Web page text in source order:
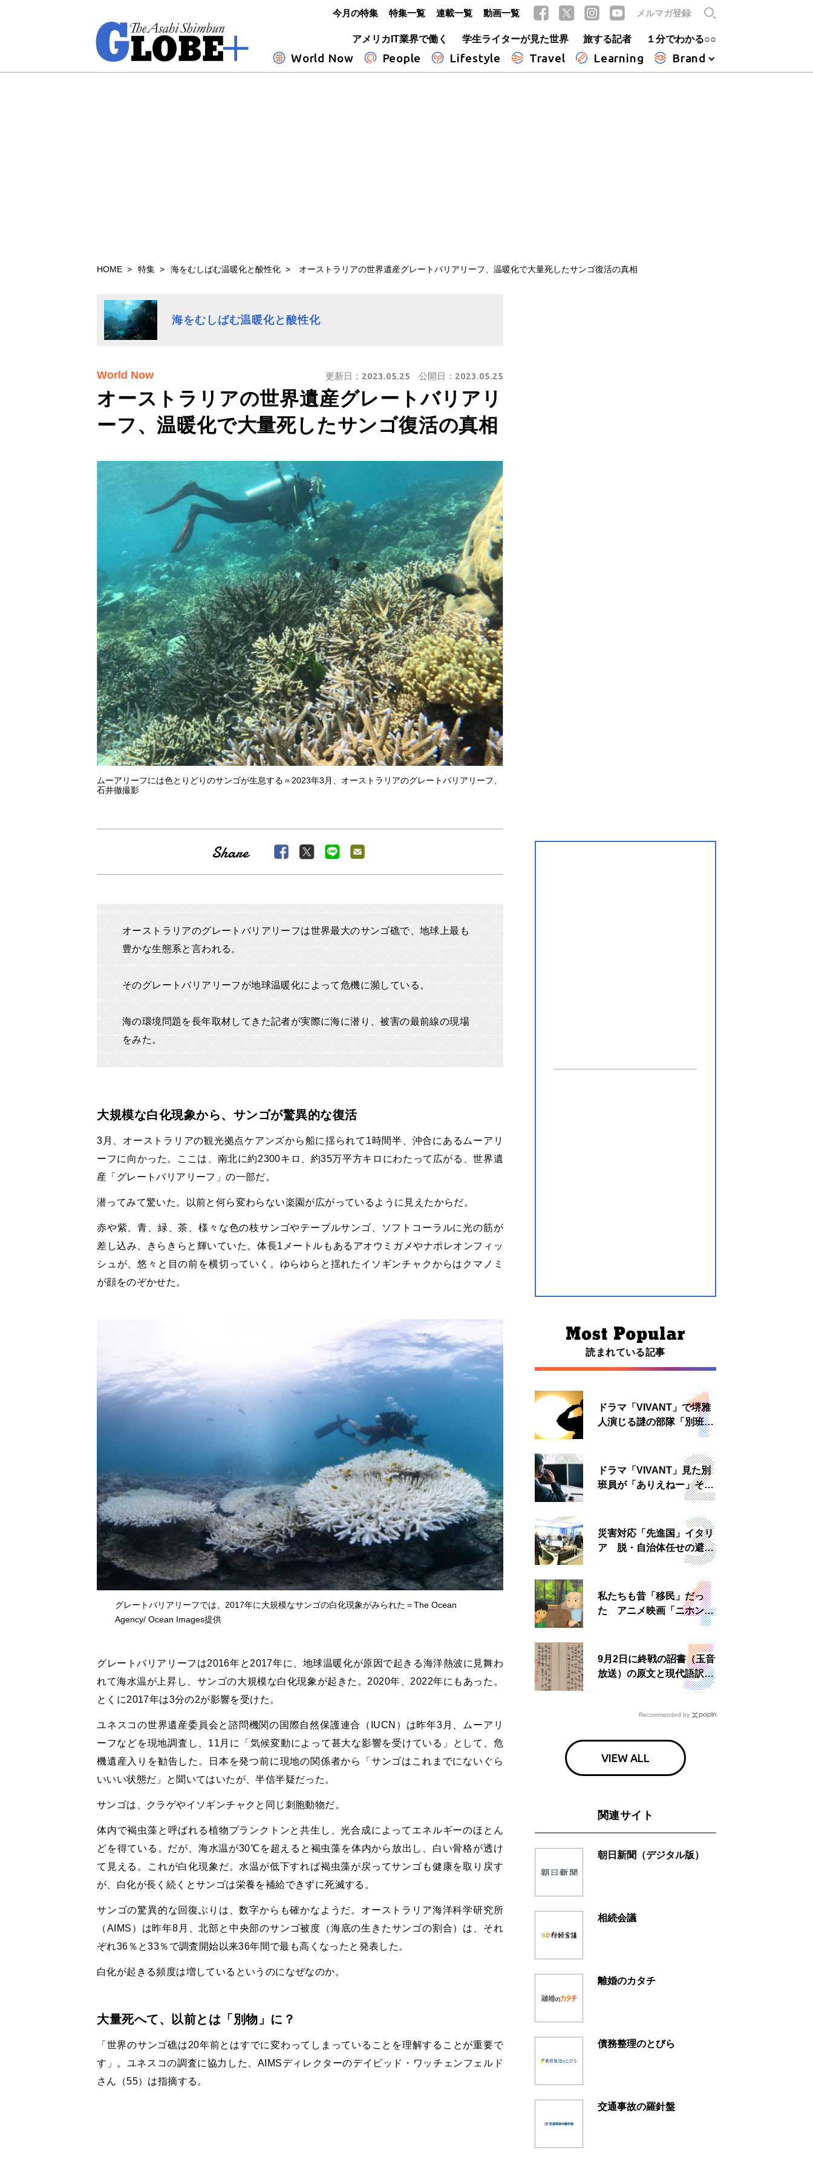
アメリカIT業界で働く
学生ライターが見た世界 旅する記者 １分でわかる○○
World Now People Lifestyle Travel Learning Brand
今月の特集 特集一覧 連載一覧 動画一覧 メルマガ登録
HOME 特集 海をむしばむ温暖化と酸性化 オーストラリアの世界遺産グレートバリアリーフ、温暖化で大量死したサンゴ復活の真相
海をむしばむ温暖化と酸性化
オーストラリアの世界遺産グレートバリアリ
ーフ、温暖化で大量死したサンゴ復活の真相
World Now 更新日： 2023.05.25 公開日： 2023.05.25
ムーアリーフには色とりどりのサンゴが生息する＝2023年3月、オーストラリアのグレートバリアリーフ、
石井徹撮影
オーストラリアのグレートバリアリーフは世界最大のサンゴ礁で、地球上最も
豊かな生態系と言われる。
そのグレートバリアリーフが地球温暖化によって危機に瀕している。
海の環境問題を長年取材してきた記者が実際に海に潜り、被害の最前線の現場
をみた。
大規模な白化現象から、サンゴが驚異的な復活
3月、オーストラリアの観光拠点ケアンズから船に揺られて1時間半、沖合にあるムーアリ
ーフに向かった。ここは、南北に約2300キロ、約35万平方キロにわたって広がる、世界遺
産「グレートバリアリーフ」の一部だ。
潜ってみて驚いた。以前と何ら変わらない楽園が広がっているように見えたからだ。
赤や紫、青、緑、茶、様々な色の枝サンゴやテーブルサンゴ、ソフトコーラルに光の筋が
差し込み、きらきらと輝いていた。体長1メートルもあるアオウミガメやナポレオンフィッ
シュが、悠々と目の前を横切っていく。ゆらゆらと揺れたイソギンチャクからはクマノミ
が顔をのぞかせた。
グレートバリアリーフでは、2017年に大規模なサンゴの白化現象がみられた＝The Ocean
Agency/ Ocean Images提供
グレートバリアリーフは2016年と2017年に、地球温暖化が原因で起きる海洋熱波に見舞わ
れて海水温が上昇し、サンゴの大規模な白化現象が起きた。2020年、2022年にもあった。
とくに2017年は3分の2が影響を受けた。
ユネスコの世界遺産委員会と諮問機関の国際自然保護連合（IUCN）は昨年3月、ムーアリ
ーフなどを現地調査し、11月に「気候変動によって甚大な影響を受けている」として、危
機遺産入りを勧告した。日本を発つ前に現地の関係者から「サンゴはこれまでにないぐら
いいい状態だ」と聞いてはいたが、半信半疑だった。
サンゴは、クラゲやイソギンチャクと同じ刺胞動物だ。
体内で褐虫藻と呼ばれる植物プランクトンと共生し、光合成によってエネルギーのほとん
どを得ている。だが、海水温が30℃を超えると褐虫藻を体内から放出し、白い骨格が透け
て見える。これが白化現象だ。水温が低下すれば褐虫藻が戻ってサンゴも健康を取り戻す
が、白化が長く続くとサンゴは栄養を補給できずに死滅する。
サンゴの驚異的な回復ぶりは、数字からも確かなようだ。オーストラリア海洋科学研究所
（AIMS）は昨年8月、北部と中央部のサンゴ被度（海底の生きたサンゴの割合）は、それ
ぞれ36％と33％で調査開始以来36年間で最も高くなったと発表した。
白化が起きる頻度は増しているというのになぜなのか。
大量死へて、以前とは「別物」に？
「世界のサンゴ礁は20年前とはすでに変わってしまっていることを理解することが重要で
す」。ユネスコの調査に協力した、AIMSディレクターのデイビッド・ワッチェンフェルド
さん（55）は指摘する。
読まれている記事
ドラマ「VIVANT」で堺雅
人演じる謎の部隊「別班」
は実在する？内情知る人物
ドラマ「VIVANT」見た別
班員が「ありえねー」その
理由とは 非公然組織ゆえ
災害対応「先進国」イタリ
ア 脱・自治体任せの避難
所運営、被災者への温かい
私たちも昔「移民」だっ
た アニメ映画「ニホンジ
9月2日に終戦の詔書（玉音
放送）の原文と現代語訳を
読む もう一つの「終戦の
Recommended by
VIEW ALL
関連サイト
朝日新聞（デジタル版）
相続会議
離婚のカタチ
債務整理のとびら
交通事故の羅針盤